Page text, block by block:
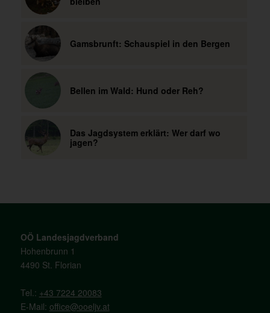
Gamsbrunft: Schauspiel in den Bergen
Bellen im Wald: Hund oder Reh?
Das Jagdsystem erklärt: Wer darf wo
jagen?
OÖ Landesjagdverband
Hohenbrunn 1
4490 St. Florian
Tel.: +43 7224 20083
E-Mail: office@ooeljv.at